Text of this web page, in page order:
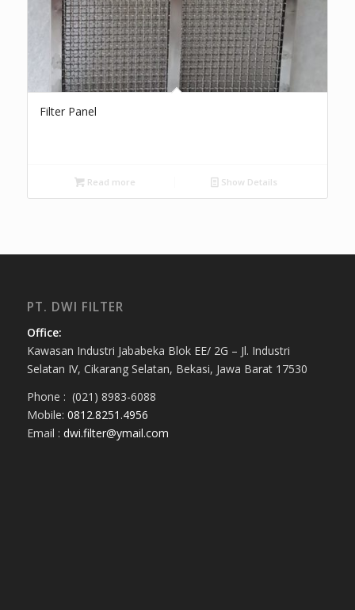
Filter Panel
Read more Show Details
PT. DWI FILTER
Office:
Kawasan Industri Jababeka Blok EE/ 2G – Jl. Industri
Selatan IV, Cikarang Selatan, Bekasi, Jawa Barat 17530
Phone : (021) 8983-6088
Mobile: 0812.8251.4956
Email : dwi.filter@ymail.com